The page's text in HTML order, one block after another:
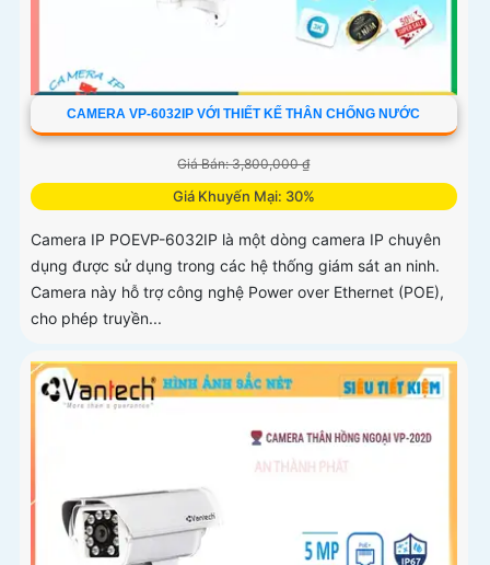
CAMERA VP-6032IP VỚI THIẾT KẾ THÂN CHỐNG NƯỚC
Giá Bán: 3,800,000 ₫
Giá Khuyến Mại: 30%
Camera IP POEVP-6032IP là một dòng camera IP chuyên
dụng được sử dụng trong các hệ thống giám sát an ninh.
Camera này hỗ trợ công nghệ Power over Ethernet (POE),
cho phép truyền...